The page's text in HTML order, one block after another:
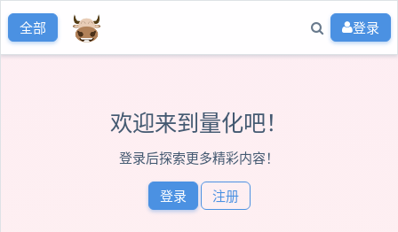
全部 登录
欢迎来到量化吧！
登录后探索更多精彩内容！
登录 注册